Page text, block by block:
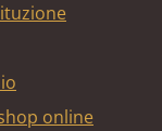
online